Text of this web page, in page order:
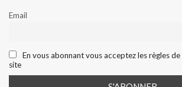
Email
En vous abonnant vous acceptez les règles
site